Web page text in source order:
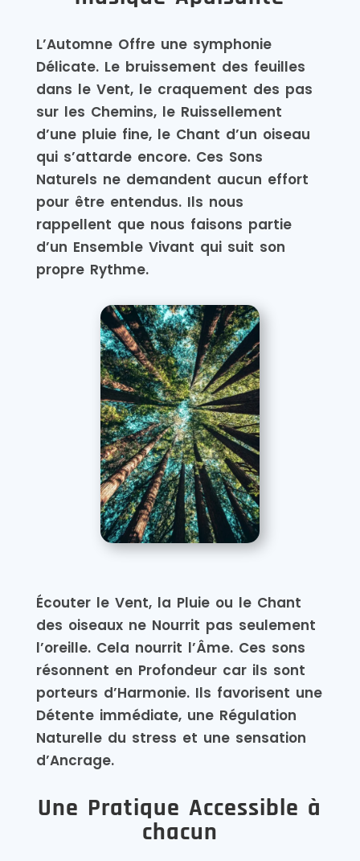
L’Automne Offre une symphonie
Délicate. Le bruissement des feuilles
dans le Vent, le craquement des pas
sur les Chemins, le Ruissellement
d’une pluie fine, le Chant d’un oiseau
qui s’attarde encore. Ces Sons
Naturels ne demandent aucun effort
pour être entendus. Ils nous
rappellent que nous faisons partie
d’un Ensemble Vivant qui suit son
propre Rythme.
Écouter le Vent, la Pluie ou le Chant
des oiseaux ne Nourrit pas seulement
l’oreille. Cela nourrit l’Âme. Ces sons
résonnent en Profondeur car ils sont
porteurs d’Harmonie. Ils favorisent une
Détente immédiate, une Régulation
Naturelle du stress et une sensation
d’Ancrage.
Une Pratique Accessible à
chacun